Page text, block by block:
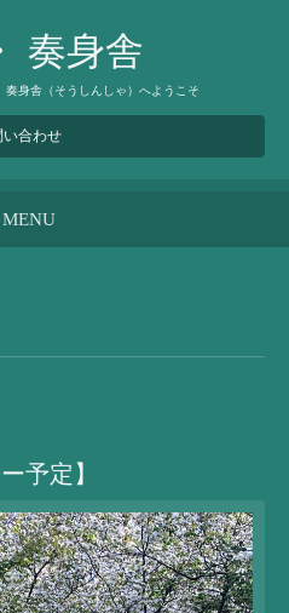
奏身舎
奏身舎（そうしんしゃ）へようこそ
い合わせ
予定】